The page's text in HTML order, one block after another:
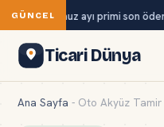
GÜNCEL
Kur temmuz ayı primi son
Ticari Dünya
Ana Sayfa - Oto Akyüz Tamir